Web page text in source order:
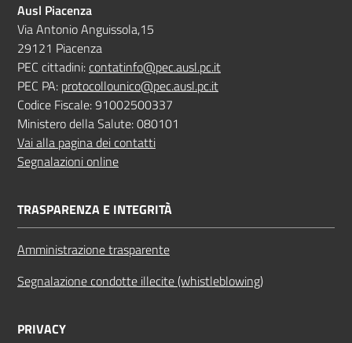
Ausl Piacenza
Via Antonio Anguissola,15
29121 Piacenza
PEC cittadini:contatinfo@pec.ausl.pc.it
PEC PA: protocollounico@pec.ausl.pc.it
Codice Fiscale: 91002500337
Ministero della Salute: 080101
Vai alla pagina dei contatti
Segnalazioni online
TRASPARENZA E INTEGRITÀ
Amministrazione trasparente
Segnalazione condotte illecite (whistleblowing)
PRIVACY